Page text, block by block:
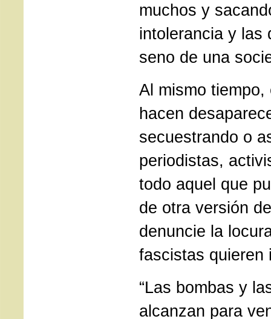
muchos y
intolerancia y las
seno de una
Al mismo
hacen
secuestrando o
periodistas,
todo aquel que
de otra versión
denuncie la
fascistas quieren
“Las bombas y
alcanzan para